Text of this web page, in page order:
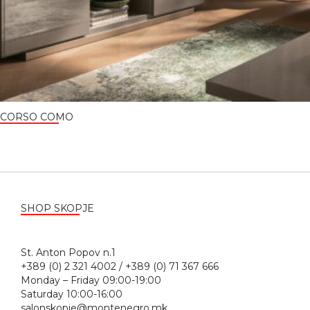
CORSO COMO
SHOP SKOPJE
St. Anton Popov n.1
+389 (0) 2 321 4002 / +389 (0) 71 367 666
Monday – Friday 09:00-19:00
Saturday 10:00-16:00